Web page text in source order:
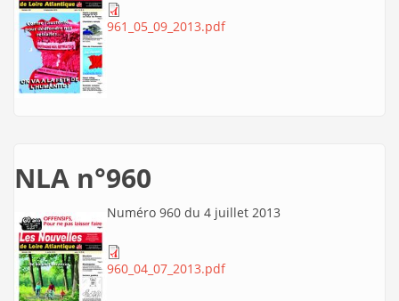
961_05_09_2013.pdf
NLA n°960
Numéro 960 du 4 juillet 2013
960_04_07_2013.pdf